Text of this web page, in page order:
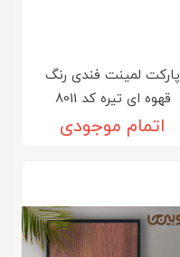
پارکت لمینت فندی رنگ
قهوه ای تیره کد 8011
اتمام موجودی